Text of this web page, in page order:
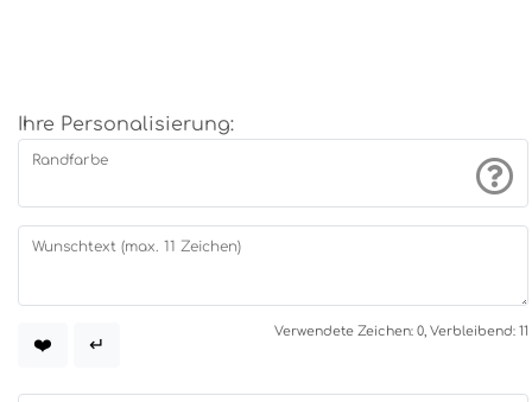
Ihre Personalisierung:
Randfarbe
Wunschtext (max. 11 Zeichen)
❤️ ↵
Verwendete Zeichen: 0, Verbleibend: 11